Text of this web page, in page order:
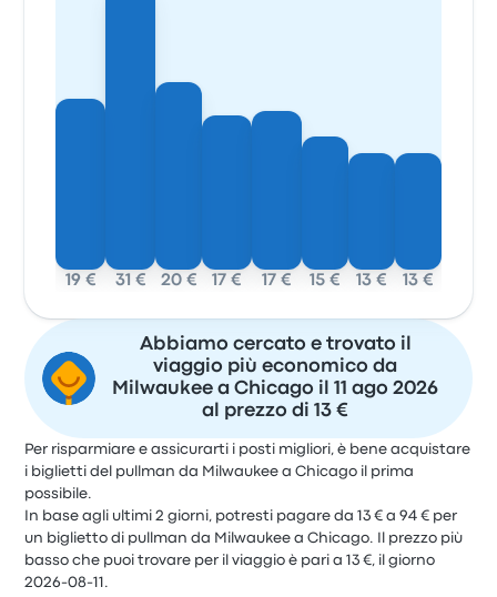
19 € 31 € 20 € 17 € 17 € 15 € 13 € 13 €
Abbiamo cercato e trovato il
viaggio più economico da
Milwaukee a Chicago il 11 ago 2026
al prezzo di 13 €
Per risparmiare e assicurarti i posti migliori, è bene acquistare
i biglietti del pullman da Milwaukee a Chicago il prima
possibile.
In base agli ultimi 2 giorni, potresti pagare da 13 € a 94 € per
un biglietto di pullman da Milwaukee a Chicago. Il prezzo più
basso che puoi trovare per il viaggio è pari a 13 €, il giorno
2026-08-11.